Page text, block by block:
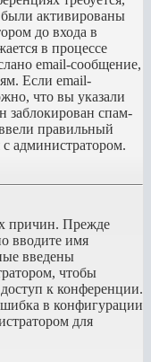
активированы
до входа в
в процессе
email-сообщение,
Если email-
что вы указали
заблокирован спам-
правильный
с администратором.
причин. Прежде
вводите имя
введены
чтобы
к конференции.
в конфигурации
для